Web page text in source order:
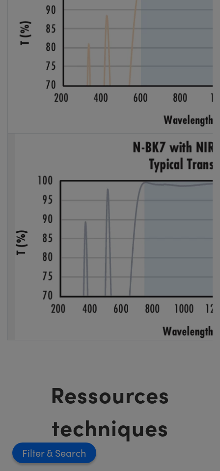
Ressources
techniques
Filter